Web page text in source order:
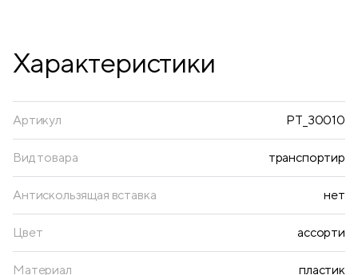
Характеристики
Артикул PT_30010
Вид товара транспортир
Антискользящая вставка нет
Цвет ассорти
Материал пластик